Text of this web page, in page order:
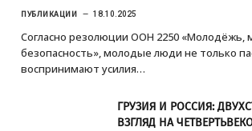
ПУБЛИКАЦИИ 18.10.2025
Согласно резолюции ООН 2250 «Молодёжь,
безопасность», молодые люди не только
воспринимают усилия…
ГРУЗИЯ И РОССИЯ:
ВЗГЛЯД НА